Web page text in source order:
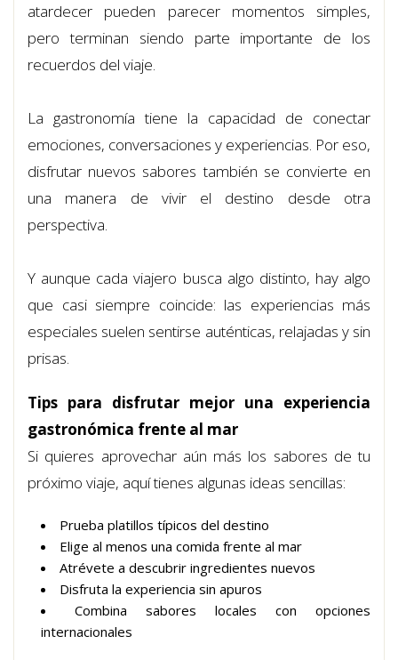
atardecer pueden parecer momentos simples,
pero terminan siendo parte importante de los
recuerdos del viaje.
La gastronomía tiene la capacidad de conectar
emociones, conversaciones y experiencias. Por eso,
disfrutar nuevos sabores también se convierte en
una manera de vivir el destino desde otra
perspectiva.
Y aunque cada viajero busca algo distinto, hay algo
que casi siempre coincide: las experiencias más
especiales suelen sentirse auténticas, relajadas y sin
prisas.
Tips para disfrutar mejor una experiencia
gastronómica frente al mar
Si quieres aprovechar aún más los sabores de tu
próximo viaje, aquí tienes algunas ideas sencillas:
Prueba platillos típicos del destino
Elige al menos una comida frente al mar
Atrévete a descubrir ingredientes nuevos
Disfruta la experiencia sin apuros
Combina sabores locales con opciones
internacionales